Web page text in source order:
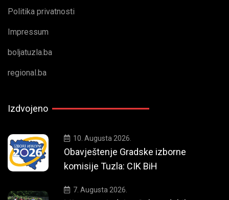
Politika privatnosti
Impressum
boljatuzla.ba
regional.ba
Izdvojeno
10. Augusta 2026.
Obavještenje Gradske izborne
komisije Tuzla: CIK BiH
7. Augusta 2026.